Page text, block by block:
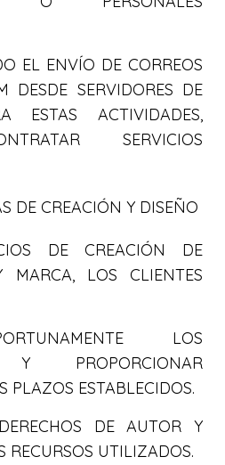
EL ENVÍO DE CORREOS
DESDE SERVIDORES DE
ESTAS ACTIVIDADES,
SERVICIOS
DE CREACIÓN Y DISEÑO
DE CREACIÓN DE
MARCA, LOS CLIENTES
LOS
Y PROPORCIONAR
PLAZOS ESTABLECIDOS.
DE AUTOR Y
RECURSOS UTILIZADOS.